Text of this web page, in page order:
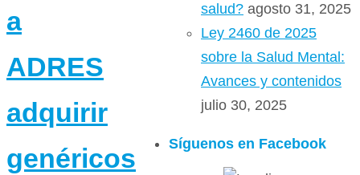
a
ADRES
adquirir
genéricos
salud? agosto 31, 2025
Ley 2460 de 2025
sobre la Salud Mental:
Avances y contenidos
julio 30, 2025
Síguenos en Facebook